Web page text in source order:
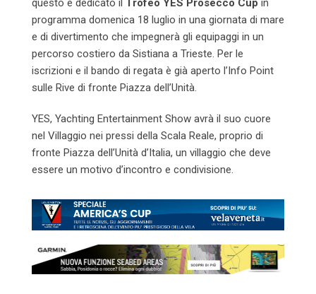
questo è dedicato il Trofeo YES Prosecco Cup in
programma domenica 18 luglio in una giornata di mare
e di divertimento che impegnerà gli equipaggi in un
percorso costiero da Sistiana a Trieste. Per le
iscrizioni e il bando di regata è già aperto l’Info Point
sulle Rive di fronte Piazza dell’Unità.
YES, Yachting Entertainment Show avrà il suo cuore
nel Villaggio nei pressi della Scala Reale, proprio di
fronte Piazza dell’Unità d’Italia, un villaggio che deve
essere un motivo d’incontro e condivisione.